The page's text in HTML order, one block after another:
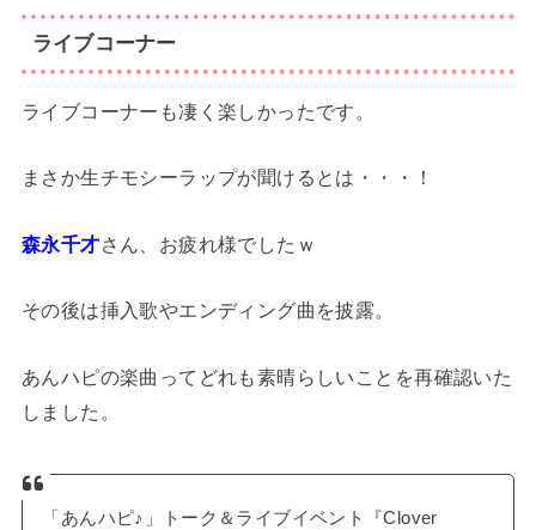
ライブコーナー
ライブコーナーも凄く楽しかったです。
まさか生チモシーラップが聞けるとは・・・！
森永千才さん、お疲れ様でしたｗ
その後は挿入歌やエンディング曲を披露。
あんハピの楽曲ってどれも素晴らしいことを再確認いた
しました。
「あんハピ♪」トーク＆ライブイベント『Clover